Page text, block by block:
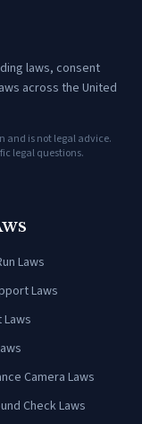
laws, consent
across the United
and is not legal advice.
legal questions.
Laws
Laws
Laws
Camera Laws
Check Laws